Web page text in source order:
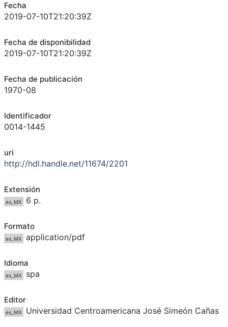
Fecha
2019-07-10T21:20:39Z
Fecha de disponibilidad
2019-07-10T21:20:39Z
Fecha de publicación
1970-08
Identificador
0014-1445
uri
http://hdl.handle.net/11674/2201
Extensión
es_MX 6 p.
Formato
es_MX application/pdf
Idioma
es_MX spa
Editor
es_MX Universidad Centroamericana José Simeón Cañas